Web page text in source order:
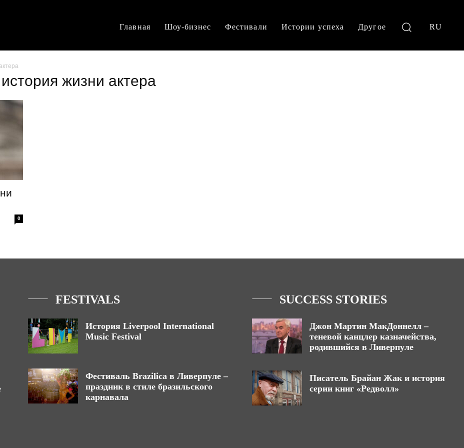
Главная Шоу-бизнес Фестивали Истории успеха Другое RU
жизни актера
0
FESTIVALS
История Liverpool International
Music Festival
Фестиваль Brazilica в Ливерпуле –
праздник в стиле бразильского
карнавала
SUCCESS STORIES
Джон Мартин МакДоннелл –
теневой канцлер казначейства,
родившийся в Ливерпуле
Писатель Брайан Жак и история
серии книг «Редволл»